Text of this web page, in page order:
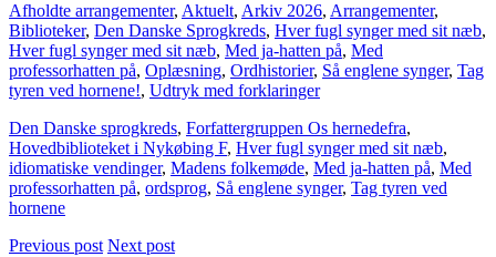
Afholdte arrangementer, Aktuelt, Arkiv 2026, Arrangementer,
Biblioteker, Den Danske Sprogkreds, Hver fugl synger med sit næb,
Hver fugl synger med sit næb, Med ja-hatten på, Med
professorhatten på, Oplæsning, Ordhistorier, Så englene synger, Tag
tyren ved hornene!, Udtryk med forklaringer
Den Danske sprogkreds, Forfattergruppen Os hernedefra,
Hovedbiblioteket i Nykøbing F, Hver fugl synger med sit næb,
idiomatiske vendinger, Madens folkemøde, Med ja-hatten på, Med
professorhatten på, ordsprog, Så englene synger, Tag tyren ved
hornene
Previous post Next post